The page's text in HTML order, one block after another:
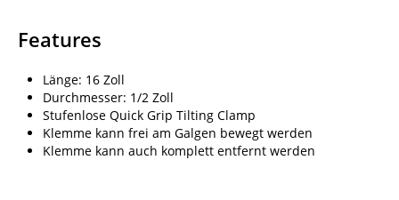
Features
Länge: 16 Zoll
Durchmesser: 1/2 Zoll
Stufenlose Quick Grip Tilting Clamp
Klemme kann frei am Galgen bewegt werden
Klemme kann auch komplett entfernt werden